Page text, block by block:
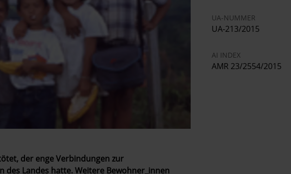
der enge Verbindungen zur
des Landes hatte. Weitere Bewohner_innen
UA-NUMMER
UA-213/2015
AI INDEX
AMR 23/2554/2015